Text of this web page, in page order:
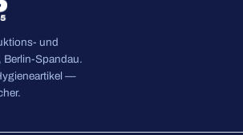
und
Spandau.
—